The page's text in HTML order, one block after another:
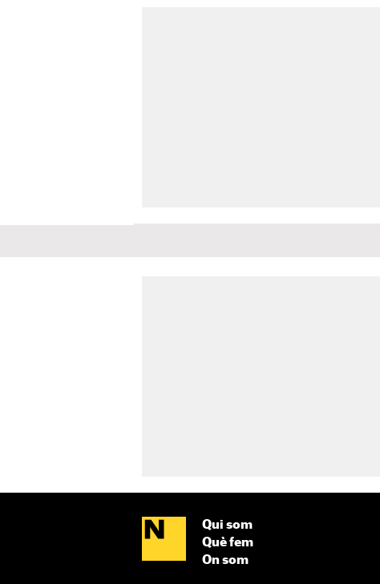
Qui som
Què fem
On som